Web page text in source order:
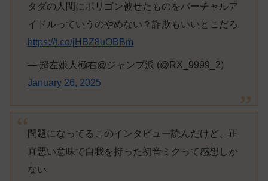
タダの人間にポリゴン被せたものをバーチャルア
イドルっていうのやめない？詐欺もいいとこだろ
https://t.co/jHBZ8uOBBm
— 超左嫌人極右@ジャンプ派 (@RX_9999_2)
January 26, 2025
問題になってるこのインタビュー読んだけど、正
直悪い意味で自我を持った初音ミクって感想しか
ない